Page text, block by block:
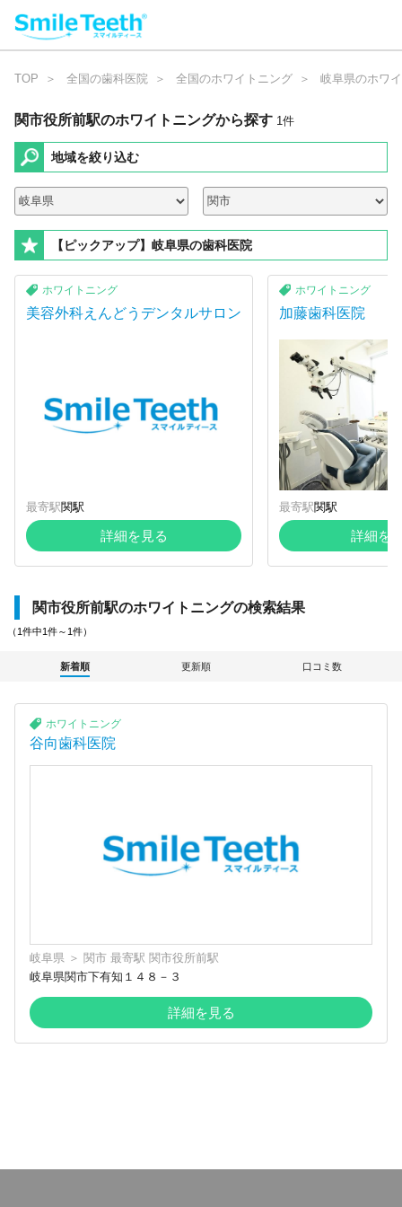
TOP 全国の歯科医院 全国のホワイトニング 岐阜県のホワ
関市役所前駅のホワイトニングから探す 1件
地域を絞り込む
【ピックアップ】岐阜県の歯科医院
ホワイトニング
美容外科えんどうデンタルサロン
最寄駅関駅
詳細を見る
ホワイトニング
加藤歯科医院
最寄駅関駅
詳細を
関市役所前駅のホワイトニングの検索結果
（1件中1件～1件）
新着順 更新順 口コミ数
ホワイトニング
谷向歯科医院
岐阜県 ＞ 関市 最寄駅 関市役所前駅
岐阜県関市下有知１４８－３
詳細を見る